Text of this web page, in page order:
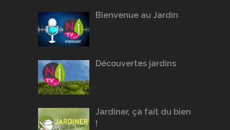
Bienvenue au Jardin
Découvertes jardins
Jardiner, ça fait du bien
!